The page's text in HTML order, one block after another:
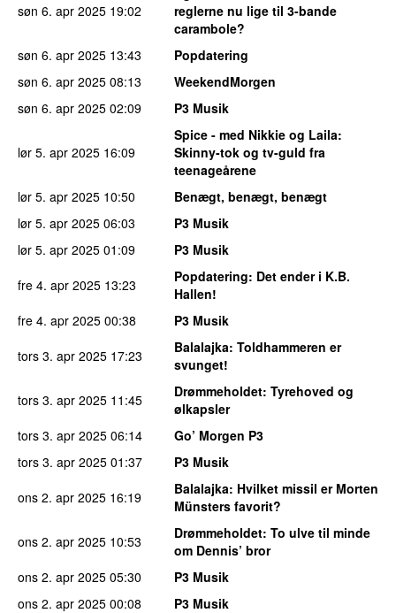
søn 6. apr 2025 19:02
reglerne nu lige til 3-bande
carambole?
søn 6. apr 2025 13:43
Popdatering
søn 6. apr 2025 08:13
WeekendMorgen
søn 6. apr 2025 02:09 P3 Musik
lør 5. apr 2025 16:09
Spice - med Nikkie og Laila:
Skinny-tok og tv-guld fra
teenageårene
lør 5. apr 2025 10:50
Benægt, benægt, benægt
lør 5. apr 2025 06:03
P3 Musik
lør 5. apr 2025 01:09
P3 Musik
fre 4. apr 2025 13:23 Popdatering: Det ender i K.B.
Hallen!
fre 4. apr 2025 00:38
P3 Musik
tors 3. apr 2025 17:23 Balalajka: Toldhammeren er
svunget!
tors 3. apr 2025 11:45 Drømmeholdet: Tyrehoved og
ølkapsler
tors 3. apr 2025 06:14
Go’ Morgen P3
tors 3. apr 2025 01:37
P3 Musik
ons 2. apr 2025 16:19 Balalajka: Hvilket missil er Morten
Münsters favorit?
ons 2. apr 2025 10:53 Drømmeholdet: To ulve til minde
om Dennis’ bror
ons 2. apr 2025 05:30
P3 Musik
ons 2. apr 2025 00:08
P3 Musik